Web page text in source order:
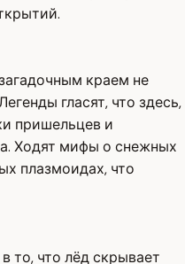
краем не
гласят, что здесь,
пришельцев и
Ходят мифы о снежных
плазмоидах, что
то, что лёд скрывает